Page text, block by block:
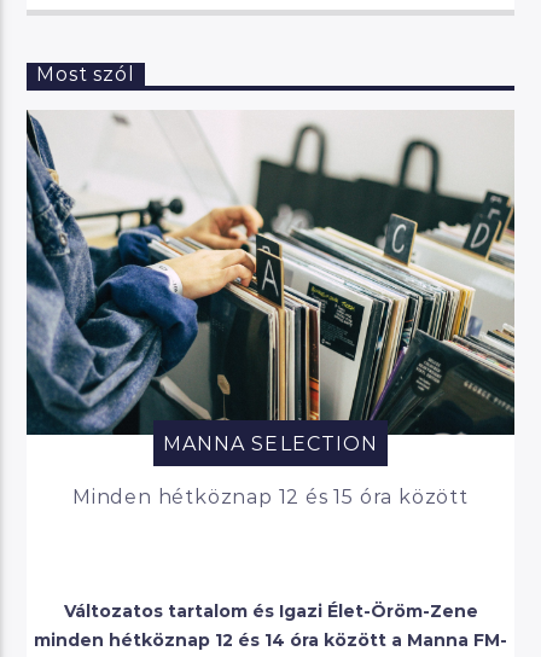
Most szól
MANNA SELECTION
Minden hétköznap 12 és 15 óra között
Változatos tartalom és Igazi Élet-Öröm-Zene
minden hétköznap 12 és 14 óra között a Manna FM-